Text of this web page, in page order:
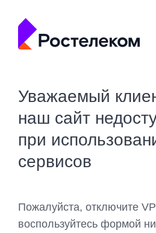
Уважаемый
наш сайт
при
сервисов
Пожалуйста, отключите
воспользуйтесь формой